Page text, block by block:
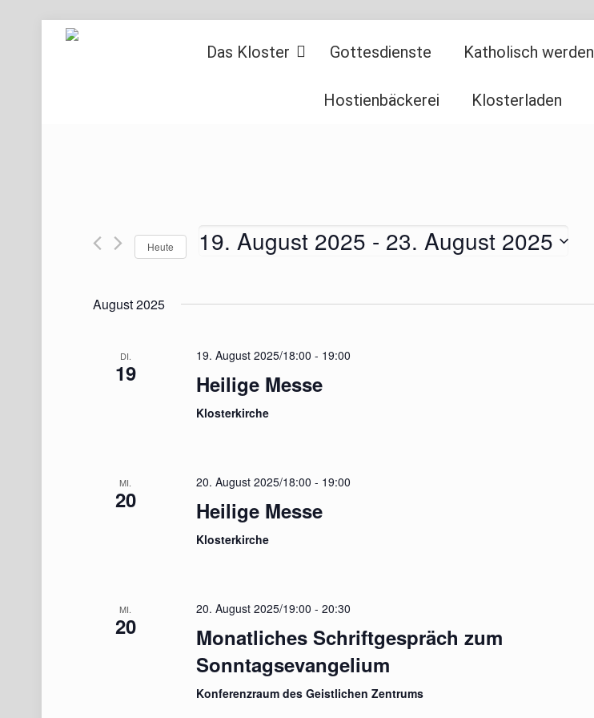
Das Kloster Gottesdienste Katholisch werden
Hostienbäckerei Klosterladen
Heute 19. August 2025 - 23. August 2025
August 2025
DI.
19
19. August 2025/18:00 - 19:00
Heilige Messe
Klosterkirche
MI.
20
20. August 2025/18:00 - 19:00
Heilige Messe
Klosterkirche
MI.
20
20. August 2025/19:00 -20:30
Monatliches Schriftgespräch zum
Sonntagsevangelium
Konferenzraum des Geistlichen Zentrums